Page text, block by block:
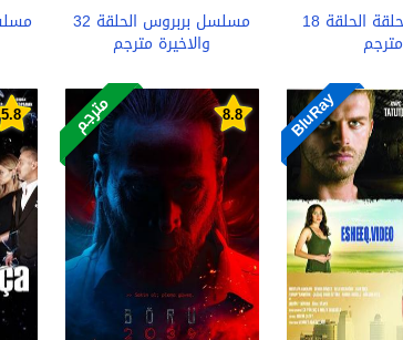
مسلسل حلقة الحلقة 18
مترجم
مسلسل بربروس الحلقة 32
والاخيرة مترجم
BluRay
8.8 مترجم 5.8